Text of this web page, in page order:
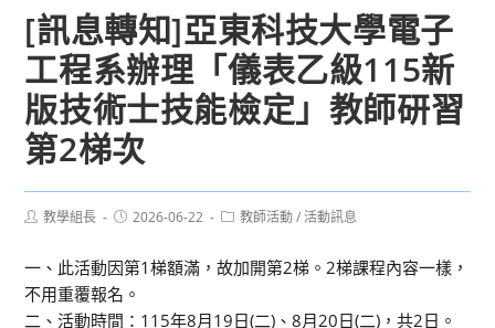
[訊息轉知]亞東科技大學電子
工程系辦理「儀表乙級115新
版技術士技能檢定」教師研習
第2梯次
Post教學組長
Post2026-06-22
Post教師活動 / 活動訊息
一、此活動因第1梯額滿，故加開第2梯。2梯課程內容一樣，
不用重覆報名。
二、活動時間：115年8月19日(二)、8月20日(二)，共2日。